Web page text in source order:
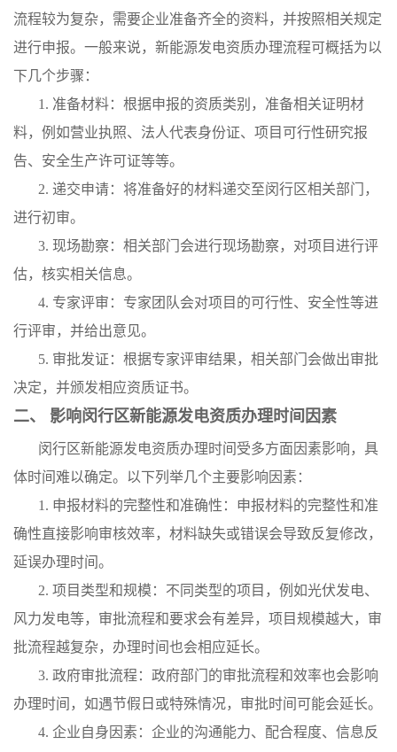
流程较为复杂，需要企业准备齐全的资料，并按照相关规定
进行申报。一般来说，新能源发电资质办理流程可概括为以
下几个步骤：
1. 准备材料：根据申报的资质类别，准备相关证明材
料，例如营业执照、法人代表身份证、项目可行性研究报
告、安全生产许可证等等。
2. 递交申请：将准备好的材料递交至闵行区相关部门，
进行初审。
3. 现场勘察：相关部门会进行现场勘察，对项目进行评
估，核实相关信息。
4. 专家评审：专家团队会对项目的可行性、安全性等进
行评审，并给出意见。
5. 审批发证：根据专家评审结果，相关部门会做出审批
决定，并颁发相应资质证书。
二、 影响闵行区新能源发电资质办理时间因素
闵行区新能源发电资质办理时间受多方面因素影响，具
体时间难以确定。以下列举几个主要影响因素：
1. 申报材料的完整性和准确性：申报材料的完整性和准
确性直接影响审核效率，材料缺失或错误会导致反复修改，
延误办理时间。
2. 项目类型和规模：不同类型的项目，例如光伏发电、
风力发电等，审批流程和要求会有差异，项目规模越大，审
批流程越复杂，办理时间也会相应延长。
3. 政府审批流程：政府部门的审批流程和效率也会影响
办理时间，如遇节假日或特殊情况，审批时间可能会延长。
4. 企业自身因素：企业的沟通能力、配合程度、信息反